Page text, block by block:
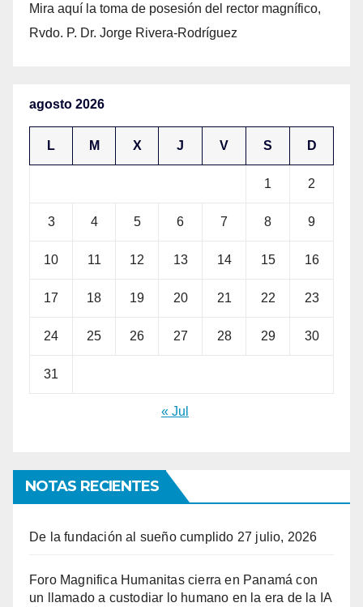
Mira aquí la toma de posesión del rector magnífico,
Rvdo. P. Dr. Jorge Rivera-Rodríguez
agosto 2026
L M X J V S D
1 2
3 4 5 6 7 8 9
10 11 12 13 14 15 16
17 18 19 20 21 22 23
24 25 26 27 28 29 30
31
« Jul
NOTAS RECIENTES
De la fundación al sueño cumplido 27 julio, 2026
Foro Magnifica Humanitas cierra en Panamá con
un llamado a custodiar lo humano en la era de la IA